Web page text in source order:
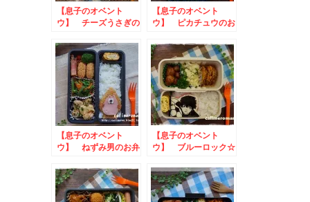
【息子のオベント
ウ】 チーズうさぎの
【息子のオベント
ウ】 ピカチュウのお
【息子のオベント
ウ】 ねずみ男のお弁
【息子のオベント
ウ】 ブルーロック☆